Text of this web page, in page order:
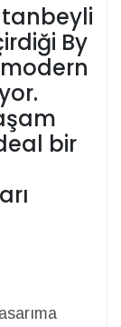
By
bir